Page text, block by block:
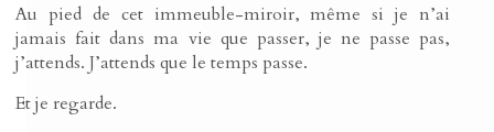
Au pied de cet immeuble-miroir, même si je n’ai
jamais fait dans ma vie que passer, je ne passe pas,
j’attends. J’attends que le temps passe.
Et je regarde.